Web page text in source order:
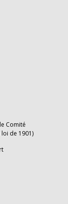
Comité
de 1901)